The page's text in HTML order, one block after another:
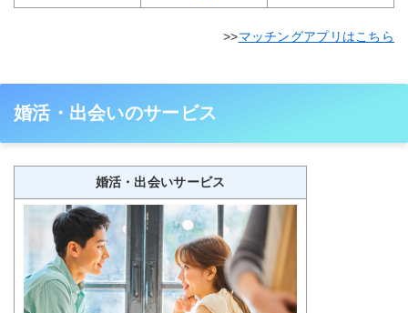
マッチングアプリはこちら
婚活・出会いのサービス
婚活・出会いサービス